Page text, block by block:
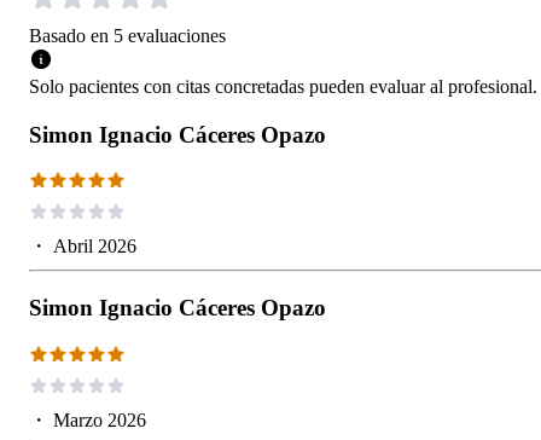
Basado en 5 evaluaciones
Solo pacientes con citas concretadas pueden evaluar al profesional.
Simon Ignacio Cáceres Opazo
・ Abril 2026
Simon Ignacio Cáceres Opazo
・ Marzo 2026